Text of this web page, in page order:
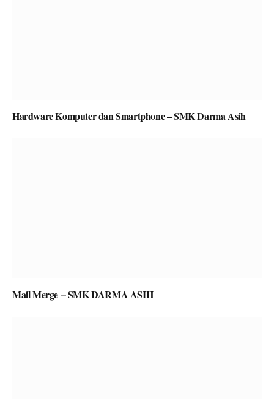
Hardware Komputer dan Smartphone – SMK Darma Asih
Mail Merge – SMK DARMA ASIH